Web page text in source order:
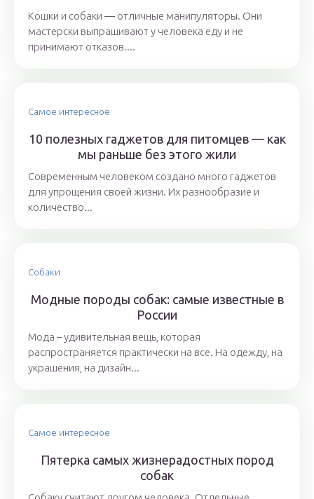
Кошки и собаки ― отличные манипуляторы. Они
мастерски выпрашивают у человека еду и не
принимают отказов....
Самое интересное
10 полезных гаджетов для питомцев — как
мы раньше без этого жили
Современным человеком создано много гаджетов
для упрощения своей жизни. Их разнообразие и
количество...
Собаки
Модные породы собак: самые известные в
России
Мода – удивительная вещь, которая
распространяется практически на все. На одежду, на
украшения, на дизайн...
Самое интересное
Пятерка самых жизнерадостных пород
собак